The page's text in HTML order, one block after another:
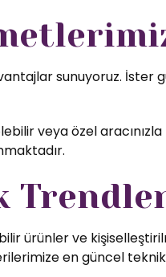
sunuyoruz. İster
veya özel
ürünler ve
en güncel